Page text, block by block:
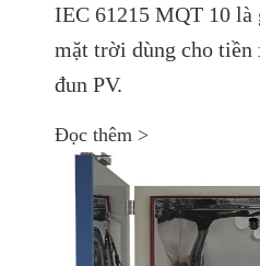
IEC 61215 MQT 10 là
mặt trời dùng cho
đun PV.
Đọc thêm >